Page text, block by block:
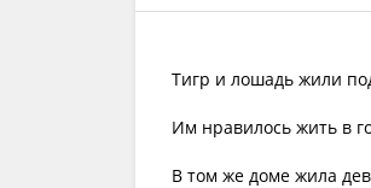
Тигр и лошадь жили
Им нравилось жить в
В том же доме жила